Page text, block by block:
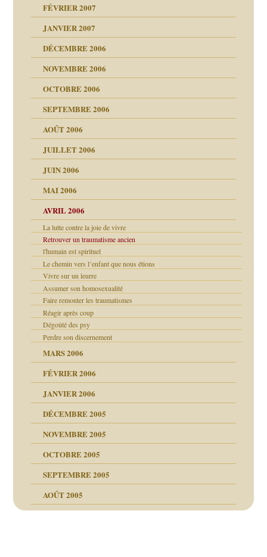
FÉVRIER 2007
JANVIER 2007
DÉCEMBRE 2006
NOVEMBRE 2006
OCTOBRE 2006
SEPTEMBRE 2006
AOÛT 2006
JUILLET 2006
JUIN 2006
MAI 2006
AVRIL 2006
La lutte contre la joie de vivre
Retrouver un traumatisme ancien
l'humain est spirituel
Le chemin vers l’enfant que nous étions
Vivre sur un leurre
Assumer son homosexualité
Faire remonter les traumatismes
Réagir après coup
Dégoûté des psy
Perdre son discernement
MARS 2006
FÉVRIER 2006
JANVIER 2006
DÉCEMBRE 2005
NOVEMBRE 2005
OCTOBRE 2005
SEPTEMBRE 2005
AOÛT 2005
cocaïne.